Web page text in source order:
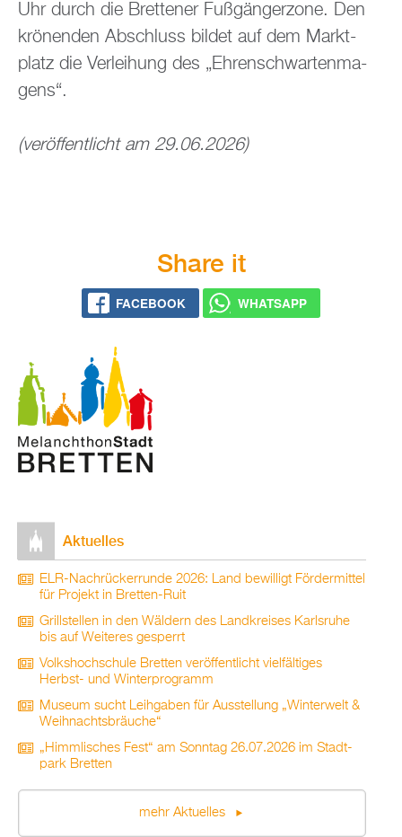
Uhr durch die Brettener Fu­ß­gän­ger­zo­ne. Den
krö­nen­den Ab­schluss bil­det auf dem Markt­
platz die Ver­lei­hung des „Eh­ren­schwar­ten­ma­
gens“.
(ver­öf­fent­licht am 29.06.2026)
Share it
FACE­BOOK WHATS­APP
Ak­tu­el­les
ELR-Nach­rü­ck­er­run­de 2026: Land be­wil­ligt För­der­mit­tel
für Pro­jekt in Brett­en-Ruit
Grill­stel­len in den Wäl­dern des Land­krei­ses Karls­ru­he
bis auf Wei­te­res ge­sperrt
Volks­hoch­schu­le Brett­en ver­öf­fent­licht viel­fäl­ti­ges
Herbst- und Win­ter­pro­gramm
Mu­se­um sucht Leih­ga­ben für Aus­stel­lung „Win­ter­welt &
Weih­nachts­bräu­che“
„Himm­li­sches Fest“ am Sonn­tag 26.07.2026 im Stadt­
park Brett­en
mehr Ak­tu­el­les